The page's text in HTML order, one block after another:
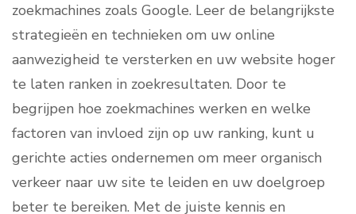
zoekmachines zoals Google. Leer de belangrijkste
strategieën en technieken om uw online
aanwezigheid te versterken en uw website hoger
te laten ranken in zoekresultaten. Door te
begrijpen hoe zoekmachines werken en welke
factoren van invloed zijn op uw ranking, kunt u
gerichte acties ondernemen om meer organisch
verkeer naar uw site te leiden en uw doelgroep
beter te bereiken. Met de juiste kennis en